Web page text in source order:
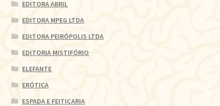
EDITORA ABRIL
EDITORA MPEG LTDA
EDITORA PEIRÓPOLIS LTDA
EDITORIA MISTIFÓRIO
ELEFANTE
ERÓTICA
ESPADA E FEITIÇARIA